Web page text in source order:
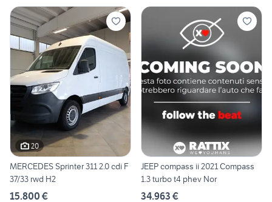
20
MERCEDES Sprinter 311 2.0 cdi F
37/33 rwd H2
15.800 €
JEEP compass ii 2021 Compass
1.3 turbo t4 phev Nor
34.963 €